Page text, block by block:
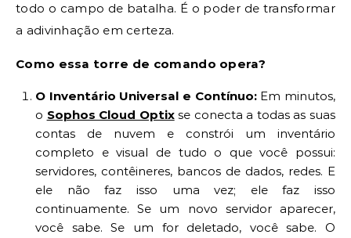
todo o campo de batalha. É o poder de transformar
a adivinhação em certeza.
Como essa torre de comando opera?
O Inventário Universal e Contínuo:Em minutos,
o Sophos Cloud Optixse conecta a todas as suas
contas de nuvem e constrói um inventário
completo e visual de tudo o que você possui:
servidores, contêineres, bancos de dados, redes. E
ele não faz isso uma vez; ele faz isso
continuamente. Se um novo servidor aparecer,
você sabe. Se um for deletado, você sabe. O